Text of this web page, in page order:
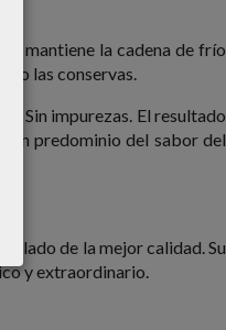
Se mantiene la cadena de frío
las conservas.
Sin impurezas. El resultado
predominio del sabor del
de la mejor calidad. Su
y extraordinario.